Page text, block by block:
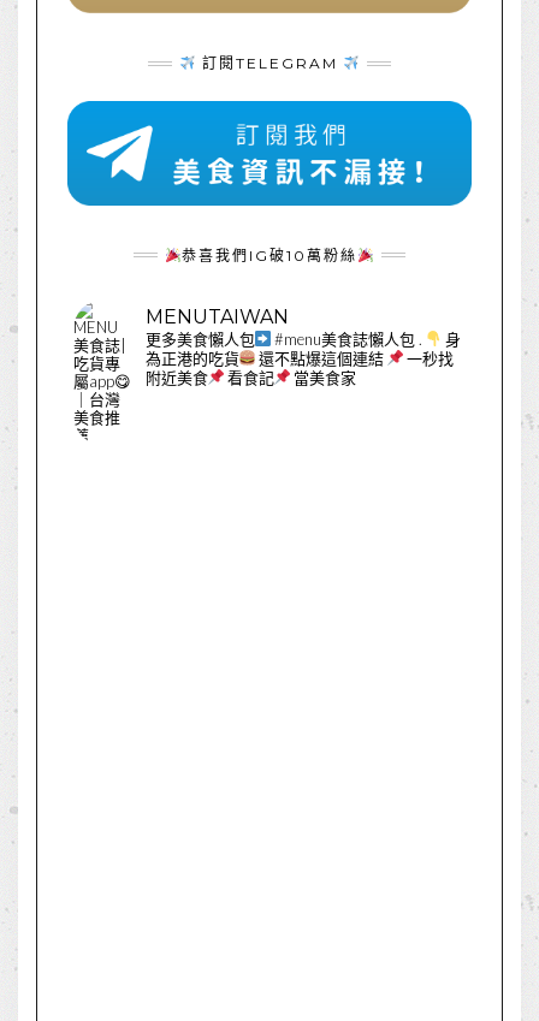
訂閱TELEGRAM
恭喜我們IG破10萬粉絲
MENUTAIWAN
更多美食懶人包 #menu美食誌懶人包 .
身
為正港的吃貨
還不點爆這個連結
一秒找
附近美食
看食記 當美食家